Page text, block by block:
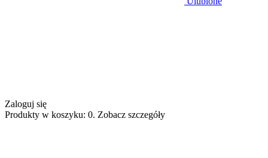
Zaloguj się
Produkty w koszyku: 0. Zobacz szczegóły